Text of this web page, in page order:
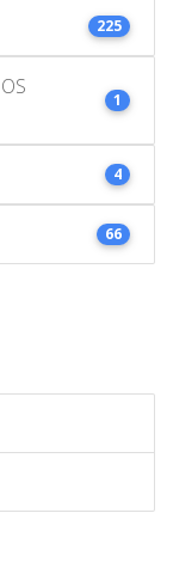
225
1
4
66